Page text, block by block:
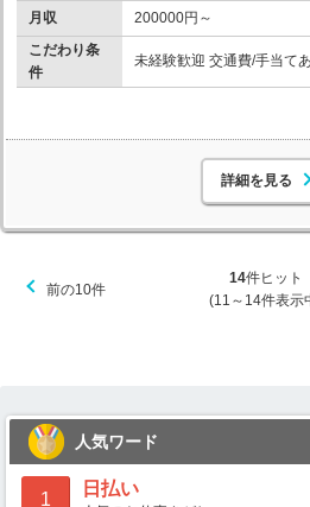
月収
200000円～
こだわり条
件
未経験歓迎 交通費/手当て
詳細を見る
前の10件
14件ヒット
(11～14件表示
人気ワード
1
日払い